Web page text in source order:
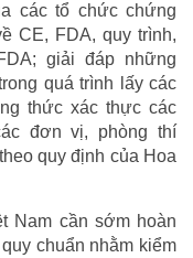
các tổ chức chứng
CE, FDA, quy trình,
giải đáp những
quá trình lấy các
thức xác thực các
đơn vị, phòng thí
quy định của Hoa
Nam cần sớm hoàn
chuẩn nhằm kiểm